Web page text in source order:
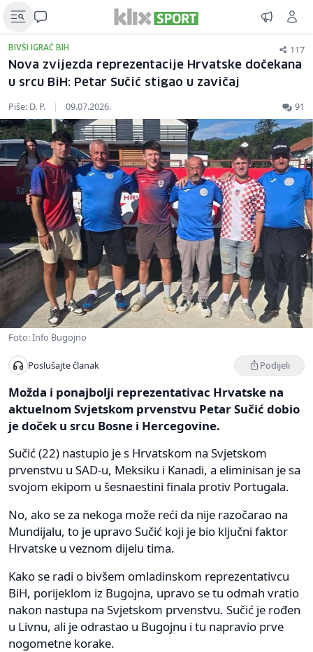
BIVŠI IGRAČ BIH 117
Nova zvijezda reprezentacije Hrvatske dočekana
u srcu BiH: Petar Sučić stigao u zavičaj
Piše: D. P. | 09.07.2026. 91
Foto: Info Bugojno
Poslušajte članak Podijeli
Možda i ponajbolji reprezentativac Hrvatske na
aktuelnom Svjetskom prvenstvu Petar Sučić dobio
je doček u srcu Bosne i Hercegovine.
Sučić (22) nastupio je s Hrvatskom na Svjetskom
prvenstvu u SAD-u, Meksiku i Kanadi, a eliminisan je sa
svojom ekipom u šesnaestini finala protiv Portugala.
No, ako se za nekoga može reći da nije razočarao na
Mundijalu, to je upravo Sučić koji je bio ključni faktor
Hrvatske u veznom dijelu tima.
Kako se radi o bivšem omladinskom reprezentativcu
BiH, porijeklom iz Bugojna, upravo se tu odmah vratio
nakon nastupa na Svjetskom prvenstvu. Sučić je rođen
u Livnu, ali je odrastao u Bugojnu i tu napravio prve
nogometne korake.